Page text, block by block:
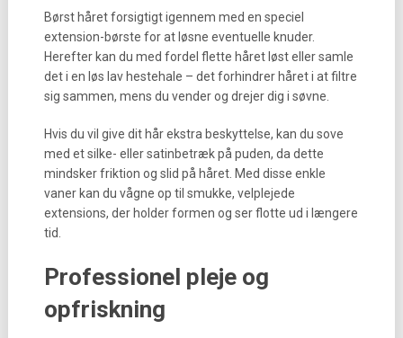
Børst håret forsigtigt igennem med en speciel
extension-børste for at løsne eventuelle knuder.
Herefter kan du med fordel flette håret løst eller samle
det i en løs lav hestehale – det forhindrer håret i at filtre
sig sammen, mens du vender og drejer dig i søvne.
Hvis du vil give dit hår ekstra beskyttelse, kan du sove
med et silke- eller satinbetræk på puden, da dette
mindsker friktion og slid på håret. Med disse enkle
vaner kan du vågne op til smukke, velplejede
extensions, der holder formen og ser flotte ud i længere
tid.
Professionel pleje og
opfriskning